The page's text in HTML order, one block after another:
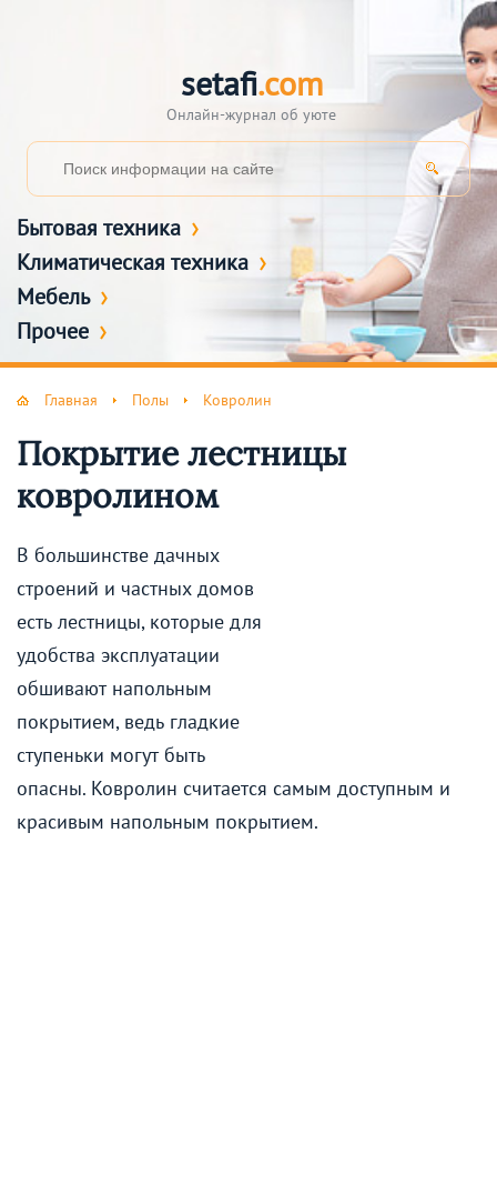
setafi.com
Онлайн-журнал об уюте
Бытовая техника
Климатическая техника
Мебель
Прочее
Главная Полы Ковролин
Покрытие лестницы
ковролином
В большинстве дачных
строений и частных домов
есть лестницы, которые для
удобства эксплуатации
обшивают напольным
покрытием, ведь гладкие
ступеньки могут быть
опасны. Ковролин считается самым доступным и
красивым напольным покрытием.